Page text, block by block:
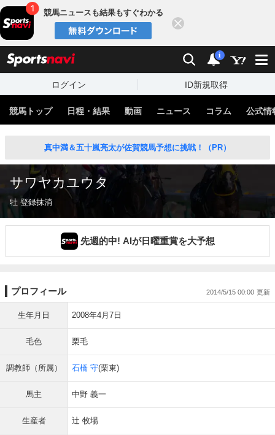
競馬ニュースも結果もすぐわかる
検索 通知
i
ログイン ID新規取得
競馬トップ 日程・結果 動画 ニュース コラム 公式情
真中満＆五十嵐亮太が佐賀競馬予想に挑戦！（PR）
サワヤカユウタ
牡 登録抹消
先週的中! AIが日曜重賞を大予想
プロフィール 2014/5/15 00:00
生年月日 2008年4月7日
毛色 栗毛
調教師（所属） 石橋 守(栗東)
馬主 中野 義一
生産者 辻 牧場